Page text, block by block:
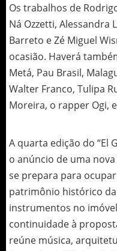
Os trabalhos de
Ná Ozzetti, Alessandra
Barreto e Zé Miguel
ocasião. Haverá
Metá, Pau Brasil,
Walter Franco, Tulipa
Moreira, o rapper Ogi,
A quarta edição do “El
o anúncio de uma
se prepara para
patrimônio histórico
instrumentos no
continuidade à
reúne música,